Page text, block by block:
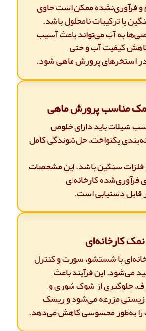
فرآوری‌نشده ممکن است حاوی
یا ترکیبات نامحلول باشد.
به آب می‌تواند باعث آسیب
کیفیت آب و حتی
در استخرهای پرورش ماهی شود.
مناسب پرورش ماهی
شیلات باید دارای خلوص
99٪، دانه‌بندی یکنواخت، حل‌شوندگی کامل
فلزات سنگین باشد. این مشخصات
فرآوری‌شده کارخانه‌ای
قابل دستیابی است.
کارخانه‌ای
با شستشو، سورت و کنترل
می‌شود. این فرآیند باعث
جلوگیری از شوک شوری و
زیستی مزرعه می‌شود و ریسک
را به‌طور محسوسی کاهش می‌دهد.